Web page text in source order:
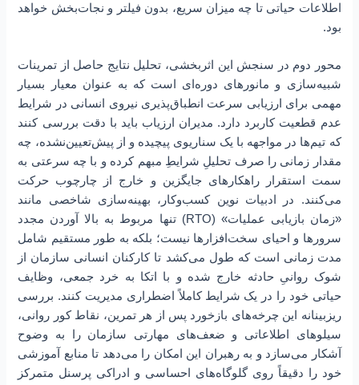
اطلاعات حیاتی تا چه میزان سریع، بدون فیلتر و نجات‌بخش خواهد
بود.
محور دوم در سنجش این اثربخشی، تحلیل نتایج حاصل از تمرینات
شبیه‌سازی و مانورهای دوره‌ای است که به عنوان معیار بسیار
مهمی برای ارزیابی سرعت انطباق‌پذیری نیروی انسانی در شرایط
عدم قطعیت کاربرد دارد. مدیران ارزیاب باید با دقت بررسی کنند
که تیم‌ها در مواجهه با یک سناریوی پیچیده و از پیش‌تعیین‌نشده، چه
مقدار زمانی را صرف تحلیلِ شرایطِ مبهم کرده و با چه سرعتی به
سمت استقرار راهکارهای جایگزین و خارج از چارچوب حرکت
می‌کنند. در ادبیات نوین کسب‌وکار، بهینه‌سازی شاخصی مانند
«زمان بازیابی عملیات» (RTO) تنها مربوط به بالا آوردن مجدد
سرورها و احیای سخت‌افزارها نیست؛ بلکه به طور مستقیم شامل
مدت زمانی است که طول می‌کشد تا کارکنان انسانی سازمان از
شوک روانیِ حادثه خارج شده و با اتکا به خرد جمعی، وظایف
حیاتی خود را در یک شرایط کاملاً اضطراری مدیریت کنند. بررسی
ریزبینانه این چرخه‌های بازخورد پس از هر تمرین، نقاط کور روانی،
سیلوهای اطلاعاتی و ضعف‌های مهارتی سازمان را به وضوح
آشکار می‌سازد و به رهبران این امکان را می‌دهد تا منابع آموزشی
خود را دقیقاً روی گلوگاه‌های احساسی و ادراکی پرسنل متمرکز